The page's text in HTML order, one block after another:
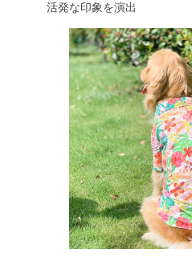
活発な印象を演出